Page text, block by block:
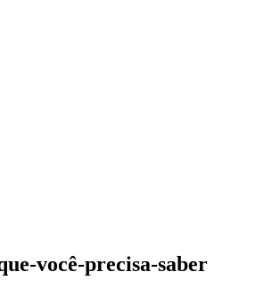
você-precisa-saber